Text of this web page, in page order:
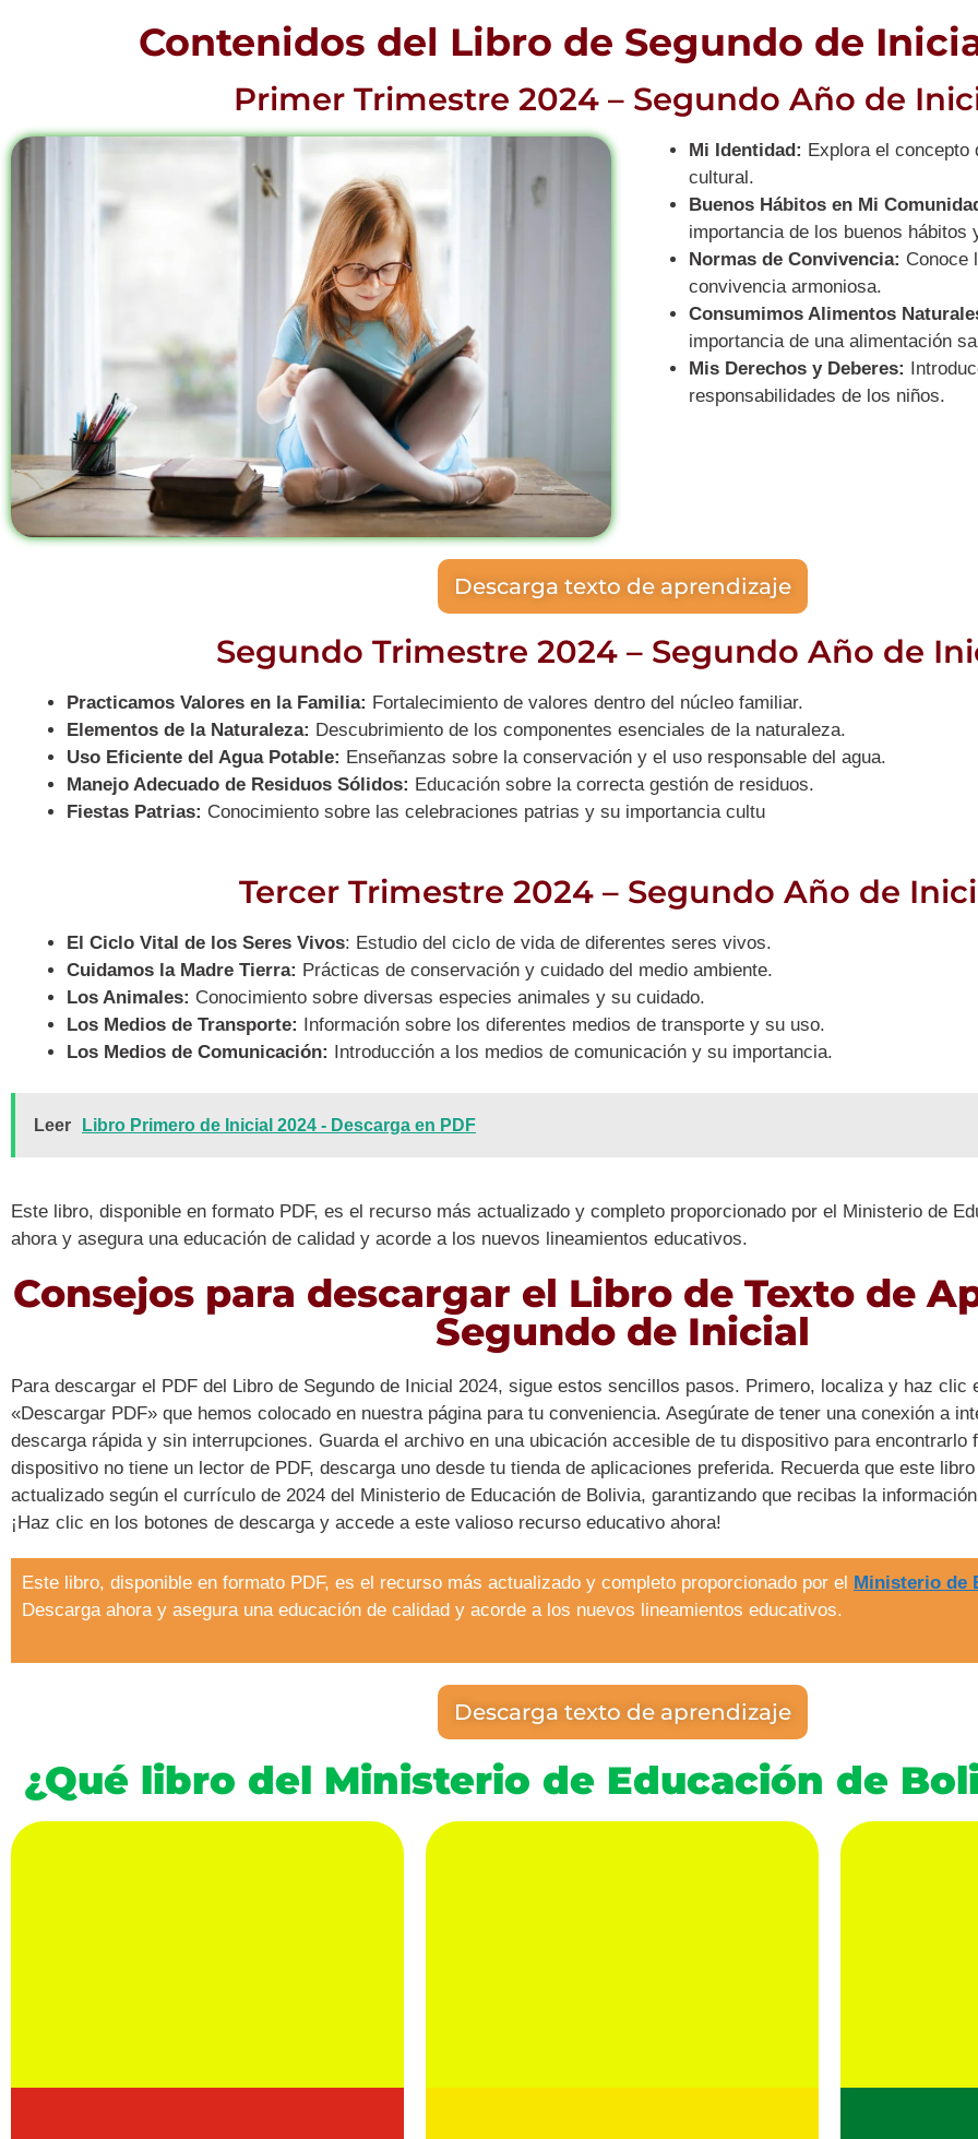
Contenidos del Libro de Segundo de
Primer Trimestre 2024 – Segundo Año de
Mi Identidad: Explora el concepto
cultural.
Buenos Hábitos en Mi
importancia de los buenos hábitos
Normas de Convivencia: Conoce
convivencia armoniosa.
Consumimos Alimentos
importancia de una alimentación
Mis Derechos y Deberes:
responsabilidades de los niños.
Descarga texto de aprendizaje
Segundo Trimestre 2024 – Segundo Año de
Practicamos Valores en la Familia: Fortalecimiento de valores dentro del núcleo familiar.
Elementos de la Naturaleza: Descubrimiento de los componentes esenciales de la naturaleza.
Uso Eficiente del Agua Potable: Enseñanzas sobre la conservación y el uso responsable del agua.
Manejo Adecuado de Residuos Sólidos: Educación sobre la correcta gestión de residuos.
Fiestas Patrias: Conocimiento sobre las celebraciones patrias y su importancia cultu
Tercer Trimestre 2024 – Segundo Año de
El Ciclo Vital de los Seres Vivos: Estudio del ciclo de vida de diferentes seres vivos.
Cuidamos la Madre Tierra: Prácticas de conservación y cuidado del medio ambiente.
Los Animales: Conocimiento sobre diversas especies animales y su cuidado.
Los Medios de Transporte: Información sobre los diferentes medios de transporte y su uso.
Los Medios de Comunicación: Introducción a los medios de comunicación y su importancia.
Leer Libro Primero de Inicial 2024 - Descarga en PDF
Este libro, disponible en formato PDF, es el recurso más actualizado y completo proporcionado por el Ministerio de
ahora y asegura una educación de calidad y acorde a los nuevos lineamientos educativos.
Consejos para descargar el Libro de Texto de
Segundo de Inicial
Para descargar el PDF del Libro de Segundo de Inicial 2024, sigue estos sencillos pasos. Primero, localiza y haz clic
«Descargar PDF» que hemos colocado en nuestra página para tu conveniencia. Asegúrate de tener una conexión a
descarga rápida y sin interrupciones. Guarda el archivo en una ubicación accesible de tu dispositivo para encontrarlo
dispositivo no tiene un lector de PDF, descarga uno desde tu tienda de aplicaciones preferida. Recuerda que este
actualizado según el currículo de 2024 del Ministerio de Educación de Bolivia, garantizando que recibas la
¡Haz clic en los botones de descarga y accede a este valioso recurso educativo ahora!
Este libro, disponible en formato PDF, es el recurso más actualizado y completo proporcionado por el
Ministerio de
Descarga ahora y asegura una educación de calidad y acorde a los nuevos lineamientos educativos.
Descarga texto de aprendizaje
¿Qué libro del Ministerio de Educación de